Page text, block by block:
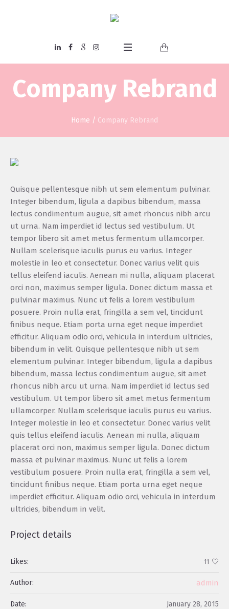
Company Rebrand
Home / Company Rebrand
Quisque pellentesque nibh ut sem elementum pulvinar.
Integer bibendum, ligula a dapibus bibendum, massa
lectus condimentum augue, sit amet rhoncus nibh arcu
ut urna. Nam imperdiet id lectus sed vestibulum. Ut
tempor libero sit amet metus fermentum ullamcorper.
Nullam scelerisque iaculis purus eu varius. Integer
molestie in leo et consectetur. Donec varius velit quis
tellus eleifend iaculis. Aenean mi nulla, aliquam placerat
orci non, maximus semper ligula. Donec dictum massa et
pulvinar maximus. Nunc ut felis a lorem vestibulum
posuere. Proin nulla erat, fringilla a sem vel, tincidunt
finibus neque. Etiam porta urna eget neque imperdiet
efficitur. Aliquam odio orci, vehicula in interdum ultricies,
bibendum in velit. Quisque pellentesque nibh ut sem
elementum pulvinar. Integer bibendum, ligula a dapibus
bibendum, massa lectus condimentum augue, sit amet
rhoncus nibh arcu ut urna. Nam imperdiet id lectus sed
vestibulum. Ut tempor libero sit amet metus fermentum
ullamcorper. Nullam scelerisque iaculis purus eu varius.
Integer molestie in leo et consectetur. Donec varius velit
quis tellus eleifend iaculis. Aenean mi nulla, aliquam
placerat orci non, maximus semper ligula. Donec dictum
massa et pulvinar maximus. Nunc ut felis a lorem
vestibulum posuere. Proin nulla erat, fringilla a sem vel,
tincidunt finibus neque. Etiam porta urna eget neque
imperdiet efficitur. Aliquam odio orci, vehicula in interdum
ultricies, bibendum in velit.
Project details
Likes: 11
Author: admin
Date: January 28, 2015